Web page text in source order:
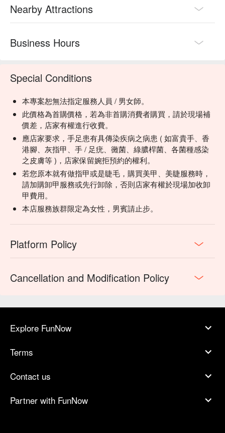
Nearby Attractions
Business Hours
Special Conditions
本專案恕無法指定服務人員 / 男女師。
此價格為首購價格，若為非首購消費者購買，請於現場補
價差，店家有權進行收費。
應店家要求，手足患有具傳染疾病之病患 ( 如富貴手、香
港腳、灰指甲、手 / 足疣、黴菌、綠膿桿菌、各菌種感染
之皮膚等 )，店家保留婉拒預約的權利。
若您原本就有做指甲或是睫毛，購買美甲、美睫服務時，
請加購卸甲服務或先行卸除，否則店家有權於現場加收卸
甲費用。
本店服務族群限定為女性，男賓請止步。
Platform Policy
Cancellation and Modification Policy
Explore FunNow
Terms
Contact us
Partner with FunNow